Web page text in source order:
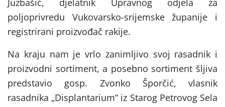
Juzbašić, djelatnik Upravnog odjela za
poljoprivredu Vukovarsko-srijemske županije i
registrirani proizvođač rakije.
Na kraju nam je vrlo zanimljivo svoj rasadnik i
proizvodni sortiment, a posebno sortiment šljiva
predstavio gosp. Zvonko Šporčić, vlasnik
rasadnika „Displantarium“ iz Starog Petrovog Sela